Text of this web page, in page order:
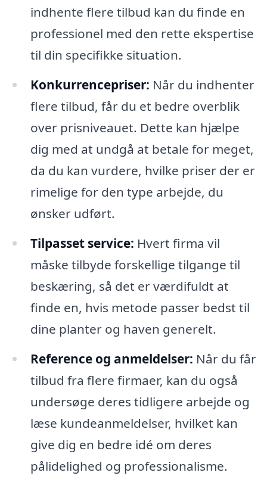
indhente flere tilbud kan du finde en
professionel med den rette ekspertise
til din specifikke situation.
Konkurrencepriser: Når du indhenter
flere tilbud, får du et bedre overblik
over prisniveauet. Dette kan hjælpe
dig med at undgå at betale for meget,
da du kan vurdere, hvilke priser der er
rimelige for den type arbejde, du
ønsker udført.
Tilpasset service: Hvert firma vil
måske tilbyde forskellige tilgange til
beskæring, så det er værdifuldt at
finde en, hvis metode passer bedst til
dine planter og haven generelt.
Reference og anmeldelser: Når du får
tilbud fra flere firmaer, kan du også
undersøge deres tidligere arbejde og
læse kundeanmeldelser, hvilket kan
give dig en bedre idé om deres
pålidelighed og professionalisme.